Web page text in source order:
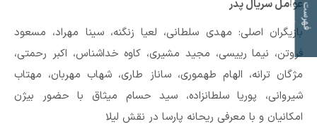
عوامل سریال پدر
بازیگران اصلی: مهدی سلطانی، لعیا زنگنه، سینا مهراد، مسعود
فروتن، نیما رییسی، مجید مشیری، کاوه خداشناس، اکبر رحمتی،
مژگان ترانه، الهام طهموری، ساناز طاری، شهاب مهربان، مهتاب
شیروانی، پوریا سلطانزاده، سید حسام میثاق با حضور بیژن
امکانیان و با معرفی ریحانه پارسا در نقش لیلا
ف
ه
ر
س
ت
م
و
ض
و
ع
ات